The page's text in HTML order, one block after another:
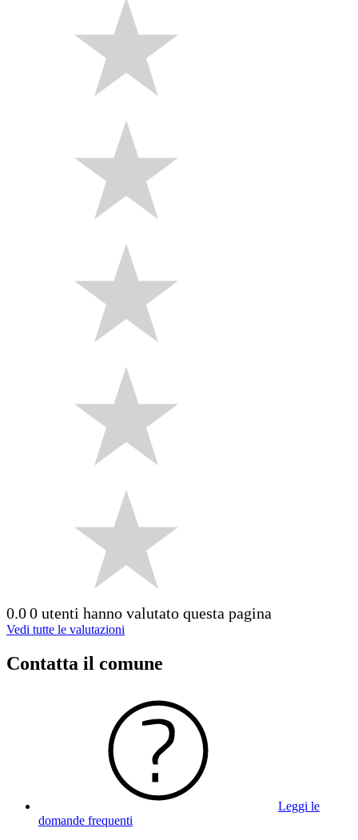
0.00 utenti hanno valutato questa pagina
Vedi tutte le valutazioni
Contatta il comune
Leggi le
domande frequenti